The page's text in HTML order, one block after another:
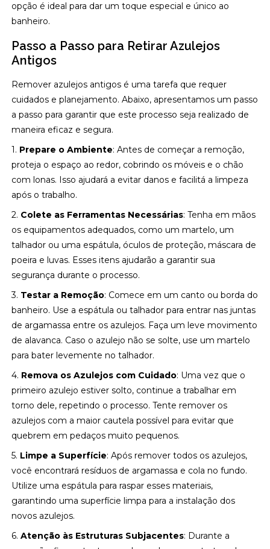
opção é ideal para dar um toque especial e único ao
banheiro.
Passo a Passo para Retirar Azulejos
Antigos
Remover azulejos antigos é uma tarefa que requer
cuidados e planejamento. Abaixo, apresentamos um passo
a passo para garantir que este processo seja realizado de
maneira eficaz e segura.
1. Prepare o Ambiente: Antes de começar a remoção,
proteja o espaço ao redor, cobrindo os móveis e o chão
com lonas. Isso ajudará a evitar danos e facilitá a limpeza
após o trabalho.
2. Colete as Ferramentas Necessárias: Tenha em mãos
os equipamentos adequados, como um martelo, um
talhador ou uma espátula, óculos de proteção, máscara de
poeira e luvas. Esses itens ajudarão a garantir sua
segurança durante o processo.
3. Testar a Remoção: Comece em um canto ou borda do
banheiro. Use a espátula ou talhador para entrar nas juntas
de argamassa entre os azulejos. Faça um leve movimento
de alavanca. Caso o azulejo não se solte, use um martelo
para bater levemente no talhador.
4. Remova os Azulejos com Cuidado: Uma vez que o
primeiro azulejo estiver solto, continue a trabalhar em
torno dele, repetindo o processo. Tente remover os
azulejos com a maior cautela possível para evitar que
quebrem em pedaços muito pequenos.
5. Limpe a Superfície: Após remover todos os azulejos,
você encontrará resíduos de argamassa e cola no fundo.
Utilize uma espátula para raspar esses materiais,
garantindo uma superfície limpa para a instalação dos
novos azulejos.
6.Atenção às Estruturas Subjacentes: Durante a